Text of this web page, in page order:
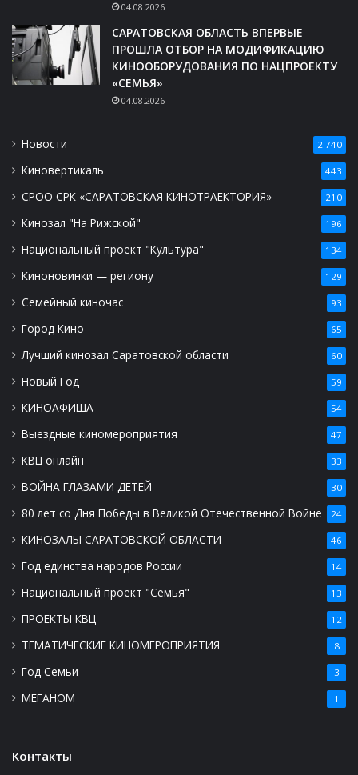
04.08.2026
САРАТОВСКАЯ ОБЛАСТЬ ВПЕРВЫЕ
ПРОШЛА ОТБОР НА МОДИФИКАЦИЮ
КИНООБОРУДОВАНИЯ ПО НАЦПРОЕКТУ
«СЕМЬЯ»
04.08.2026
Новости 2 740
Киновертикаль 443
СРОО СРК «САРАТОВСКАЯ КИНОТРАЕКТОРИЯ» 210
Кинозал "На Рижской" 196
Национальный проект "Культура" 134
Киноновинки — региону 129
Семейный киночас 93
Город Кино 65
Лучший кинозал Саратовской области 60
Новый Год 59
КИНОАФИША 54
Выездные киномероприятия 47
КВЦ онлайн 33
ВОЙНА ГЛАЗАМИ ДЕТЕЙ 30
80 лет со Дня Победы в Великой Отечественной Войне 24
КИНОЗАЛЫ САРАТОВСКОЙ ОБЛАСТИ 46
Год единства народов России 14
Национальный проект "Семья" 13
ПРОЕКТЫ КВЦ 12
ТЕМАТИЧЕСКИЕ КИНОМЕРОПРИЯТИЯ 8
Год Семьи 3
МЕГАНОМ 1
Контакты